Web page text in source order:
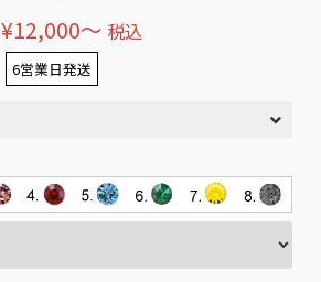
¥12,000〜 税込
6営業日発送